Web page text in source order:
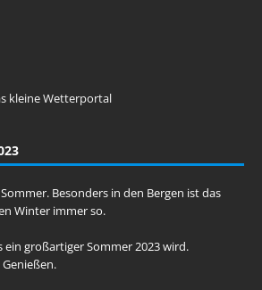
kleine Wetterportal
Besonders in den Bergen ist das
Winter immer so.
ein großartiger Sommer 2023 wird.